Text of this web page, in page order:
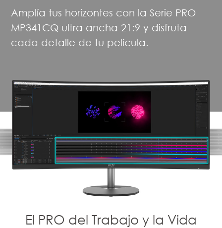
Amplía tus horizontes con la Serie PRO
MP341CQ ultra ancha 21:9 y disfruta
cada detalle de tu película.
El PRO del Trabajo y la Vida